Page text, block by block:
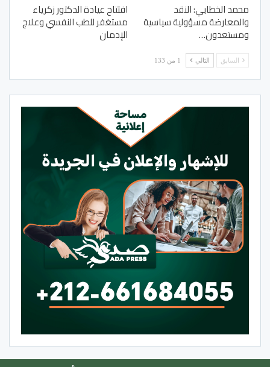
محمد الخطابي: النقد
والمعارضة مسؤولية سياسية
ومستعدون…
افتتاح عيادة الدكتور زكرياء
مستغفر للطب النفسي وعلاج
الإدمان
السابق التالي 1 من 133